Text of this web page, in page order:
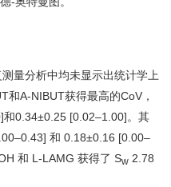
量分析中均未显示出统计学上
和A-NIBUT获得最高的CoV，
0.34±0.25 [0.02–1.00]。其
和 0.18±0.16 [0.00–
和 L-LAMG 获得了 Sw 2.78